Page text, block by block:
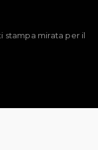
stampa mirata per il